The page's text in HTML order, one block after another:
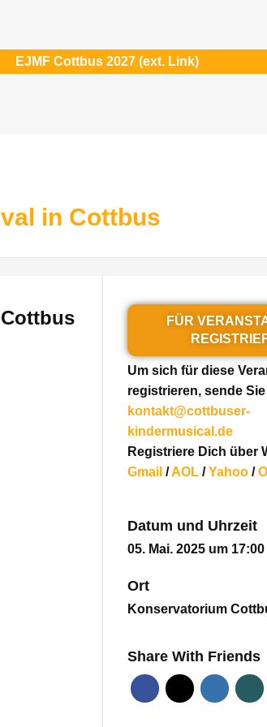
EJMF Cottbus 2027 (ext. Link)
in Cottbus
FÜR
Um sich für diese
registrieren,sende
kontakt@cottbuser-
kindermusical.de
Registriere Dich über
Gmail/AOL/Yahoo/
Datum und Uhrzeit
05. Mai. 2025 um 17:00
Ort
Konservatorium
Share With Friends